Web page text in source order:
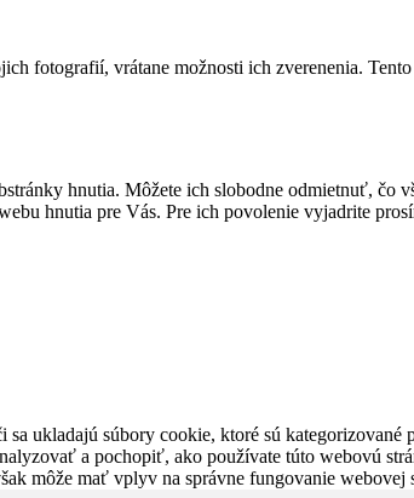
fotografií, vrátane možnosti ich zverenenia.
hnutia. Môžete ich slobodne odmietnuť, čo
hnutia pre Vás. Pre ich povolenie vyjadrite
ukladajú súbory cookie, ktoré sú kategorizované
a pochopiť, ako používate túto webovú
môže mať vplyv na správne fungovanie webovej